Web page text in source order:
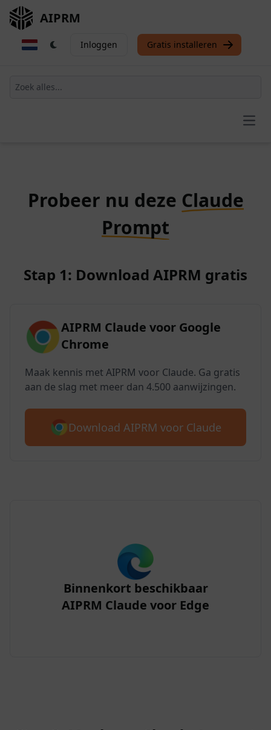
AIPRM
Inloggen Gratis installeren
Probeer nu deze Claude
Prompt
Stap 1: Download AIPRM gratis
AIPRM Claude voor Google
Chrome
Maak kennis met AIPRM voor Claude. Ga gratis
aan de slag met meer dan 4.500 aanwijzingen.
Download AIPRM voor Claude
Binnenkort beschikbaar
AIPRM Claude voor Edge